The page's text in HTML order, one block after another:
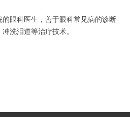
的眼科医生，善于眼科常见病的诊断
洗泪道等治疗技术。